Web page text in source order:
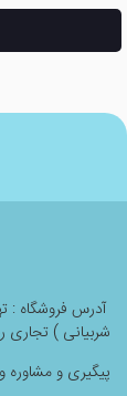
آدرس فروشگاه :
شربیانی )
پیگیری و مشاوره و